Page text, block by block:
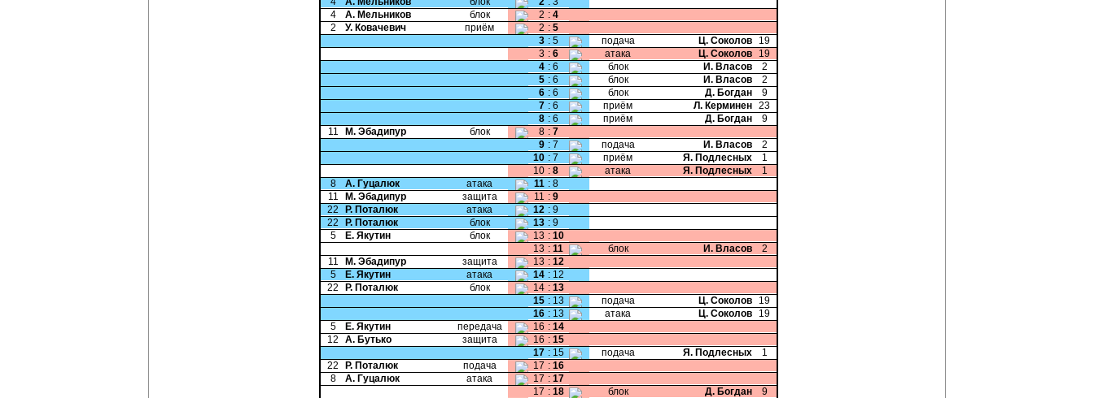
4
А. Мельников блок 2 : 4
2
У. Ковачевич приём 2 : 5
3 : 5 подача Ц. Соколов
19
3 : 6 атака Ц. Соколов
19
4 : 6 блок И. Власов
2
5 : 6 блок И. Власов
2
6 : 6 блок Д. Богдан
9
7 : 6 приём Л. Керминен 23
8 : 6 приём Д. Богдан
9
11
М. Эбадипур блок 8 : 7
9 : 7 подача И. Власов
2
10 : 7 приём Я. Подлесных
1
10 : 8 атака Я. Подлесных
1
8
А. Гуцалюк атака 11 : 8
11
М. Эбадипур защита 11 : 9
22
Р. Поталюк атака 12 : 9
22
Р. Поталюк блок 13 : 9
5
Е. Якутин блок 13 : 10
13 : 11 блок И. Власов
2
11
М. Эбадипур защита 13 : 12
5
Е. Якутин атака 14 : 12
22
Р. Поталюк блок 14 : 13
15 : 13 подача Ц. Соколов
19
16 : 13 атака Ц. Соколов
19
5
Е. Якутин передача 16 : 14
12
А. Бутько защита 16 : 15
17 : 15 подача Я. Подлесных
1
22
Р. Поталюк подача 17 : 16
8
А. Гуцалюк атака 17 : 17
17 : 18 блок Д. Богдан
9